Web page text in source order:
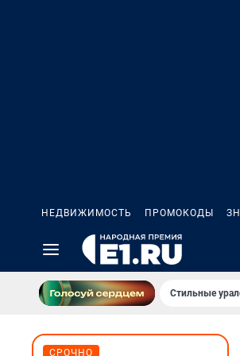
НЕДВИЖИМОСТЬ ПРОМОКОДЫ
Стильные
СРОЧНО